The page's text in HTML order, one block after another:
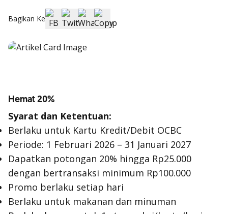
Bagikan Ke
Hemat 20%
Syarat dan Ketentuan:
Berlaku untuk Kartu Kredit/Debit OCBC
Periode: 1 Februari 2026 – 31 Januari 2027
Dapatkan potongan 20% hingga Rp25.000
dengan bertransaksi minimum Rp100.000
Promo berlaku setiap hari
Berlaku untuk makanan dan minuman